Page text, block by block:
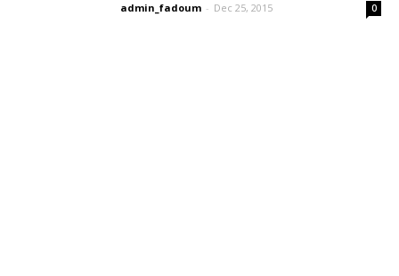
admin_fadoum - Dec 25, 2015 0